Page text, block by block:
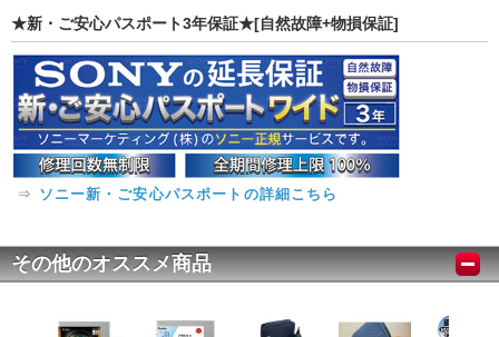
★新・ご安心パスポート3年保証★[自然故障+物損保証]
⇒ ソニー新・ご安心パスポートの詳細こちら
その他のオススメ商品